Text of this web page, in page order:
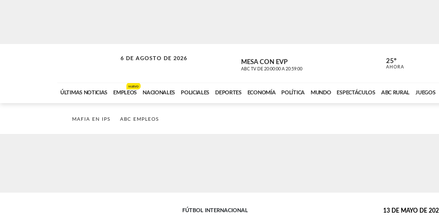
6 DE AGOSTO DE 2026
SOLO MÚSICA MESA CON EVP
ABC TV DE 20:00:00 A 20:59:00 ABC CARDINAL
25º
AHORA
ÚLTIMAS NOTICIAS EMPLEOS
NUEVO
NACIONALES POLICIALES DEPORTES ECONOMÍA POLÍTICA MUNDO ESPECTÁCULOS ABC RURAL JUEGOS
MAFIA EN IPS ABC EMPLEOS
FÚTBOL INTERNACIONAL 13 DE MAYO DE